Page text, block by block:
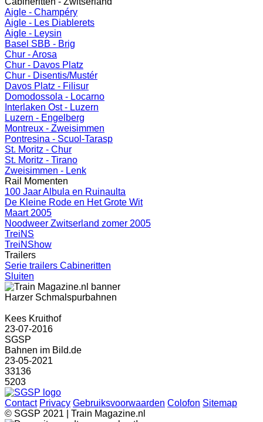
Aigle - Champéry
Aigle - Les Diablerets
Aigle - Leysin
Basel SBB - Brig
Chur - Arosa
Chur - Davos Platz
Chur - Disentis/Mustér
Davos Platz - Filisur
Domodossola - Locarno
Interlaken Ost - Luzern
Luzern - Engelberg
Montreux - Zweisimmen
Pontresina - Scuol-Tarasp
St. Moritz - Chur
St. Moritz - Tirano
Zweisimmen - Lenk
Rail Momenten
100 Jaar Albula en Ruinaulta
De Kleine Rode en Het Grote Wit
Maart 2005
Noodweer Zwitserland zomer 2005
TreiNS
TreiNShow
Trailers
Serie trailers Cabineritten
Sluiten
Harzer Schmalspurbahnen
Kees Kruithof
23-07-2016
SGSP
Bahnen im Bild.de
23-05-2021
33136
5203
Contact Privacy Gebruiksvoorwaarden Colofon Sitemap
© SGSP 2021 | Train Magazine.nl